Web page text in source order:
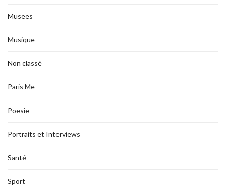
Musees
Musique
Non classé
Paris Me
Poesie
Portraits et Interviews
Santé
Sport